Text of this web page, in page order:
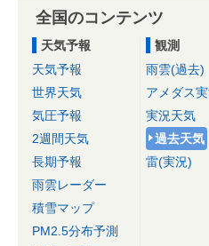
全国のコンテンツ
天気予報
天気予報
世界天気
気圧予報
2週間天気
長期予報
雨雲レーダー
積雪マップ
PM2.5分布予測
観測
雨雲(過去)
アメダス
実況天気
過去天気
雷(実況)